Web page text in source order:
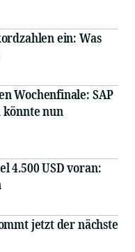
ein: Was
Wochenfinale: SAP
nun
4.500 USD voran:
jetzt der nächste